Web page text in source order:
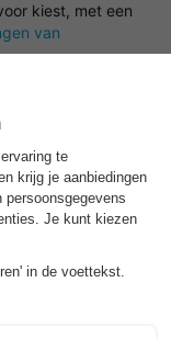
kiest, met een
van
in
met de